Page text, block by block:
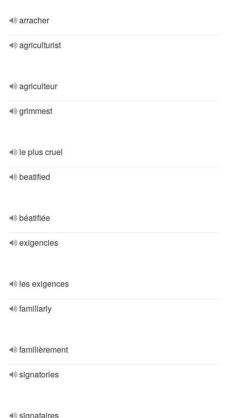
arracher
agriculturist
agriculteur
grimmest
le plus cruel
beatified
béatifiée
exigencies
les exigences
familiarly
familièrement
signatories
signataires